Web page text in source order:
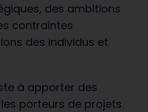
des ambitions
contraintes
des individus et
à apporter des
porteurs de projets.